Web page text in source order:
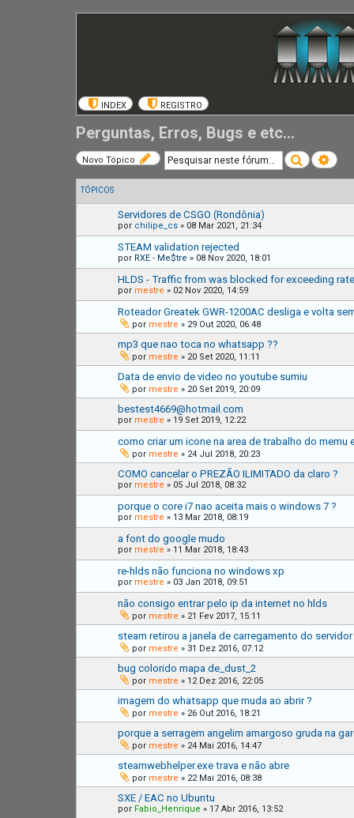
INDEX REGISTRO
Perguntas, Erros, Bugs e etc...
Novo Tópico Pesquisar
TÓPICOS
Servidores de CSGO (Rondônia)
por chilipe_cs » 08 Mar 2021, 21:34
STEAM validation rejected
por RXE - Me$tre » 08 Nov 2020, 18:01
HLDS - Traffic from was blocked for exceeding
por mestre » 02 Nov 2020, 14:59
Roteador Greatek GWR-1200AC desliga e volta
por mestre » 29 Out 2020, 06:48
mp3 que nao toca no whatsapp ??
por mestre » 20 Set 2020, 11:11
Data de envio de video no youtube sumiu
por mestre » 20 Set 2019, 20:09
bestest4669@hotmail.com
por mestre » 19 Set 2019, 12:22
como criar um icone na area de trabalho do memu
por mestre » 24 Jul 2018, 20:23
COMO cancelar o PREZÃO ILIMITADO da claro ?
por mestre » 05 Jul 2018, 08:32
porque o core i7 nao aceita mais o windows 7 ?
por mestre » 13 Mar 2018, 08:19
a font do google mudo
por mestre » 11 Mar 2018, 18:43
re-hlds não funciona no windows xp
por mestre » 03 Jan 2018, 09:51
não consigo entrar pelo ip da internet no hlds
por mestre » 21 Fev 2017, 15:11
steam retirou a janela de carregamento do servidor
por mestre » 31 Dez 2016, 07:12
bug colorido mapa de_dust_2
por mestre » 12 Dez 2016, 22:05
imagem do whatsapp que muda ao abrir ?
por mestre » 26 Out 2016, 18:21
porque a serragem angelim amargoso gruda na
por mestre » 24 Mai 2016, 14:47
steamwebhelper.exe trava e não abre
por mestre » 22 Mai 2016, 08:38
SXE / EAC no Ubuntu
por Fabio_Henrique » 17 Abr 2016, 13:52